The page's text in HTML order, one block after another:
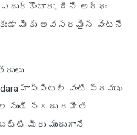
దీని అర్థం
మీకు అవసరమైన వెంటనే
హాస్పిటల్ వంటి ప్రముఖ
నుండి నగదు రహిత
మీరు ముందుగానే